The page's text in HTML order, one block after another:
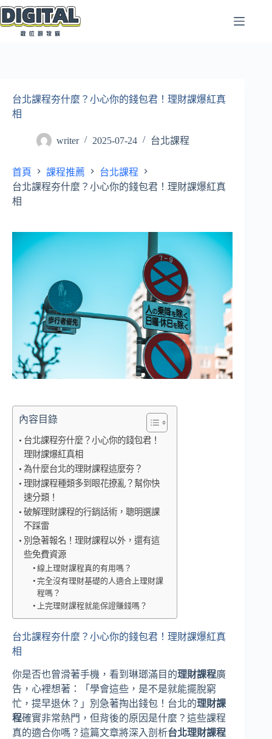
跳
至
台北課程夯什麼？小心你的錢包君！理財課爆紅真
相
writer 2025-07-24 台北課程
首頁 課程推薦
台北課程
台北課程夯什麼？小心你的錢包君！理財課爆紅真
相
內容目錄
台北課程夯什麼？小心你的錢包君！
理財課爆紅真相
為什麼台北的理財課程這麼夯？
理財課程種類多到眼花撩亂？幫你快
速分類！
破解理財課程的行銷話術，聰明選課
不踩雷
別急著報名！理財課程以外，還有這
些免費資源
線上理財課程真的有用嗎？
完全沒有理財基礎的人適合上理財課
程嗎？
上完理財課程就能保證賺錢嗎？
台北課程夯什麼？小心你的錢包君！理財課爆紅真
相
你是否也曾滑著手機，看到琳瑯滿目的理財課程廣
告，心裡想著：「學會這些，是不是就能擺脫窮
忙，提早退休？」別急著掏出錢包！台北的理財課
程確實非常熱門，但背後的原因是什麼？這些課程
真的適合你嗎？這篇文章將深入剖析台北理財課程